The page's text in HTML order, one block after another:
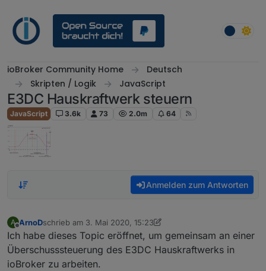
ioBroker Community Home
Deutsch
Skripten / Logik
JavaScript
E3DC Hauskraftwerk steuern
JavaScript 3.6k 73 2.0m 64
Anmelden zum Antworten
A
Offline
ArnoDschrieb am 3. Mai 2020, 15:23
zuletzt editiert von ArnoD
Ich habe dieses Topic eröffnet, um gemeinsam an einer
Überschusssteuerung des E3DC Hauskraftwerks in
ioBroker zu arbeiten.